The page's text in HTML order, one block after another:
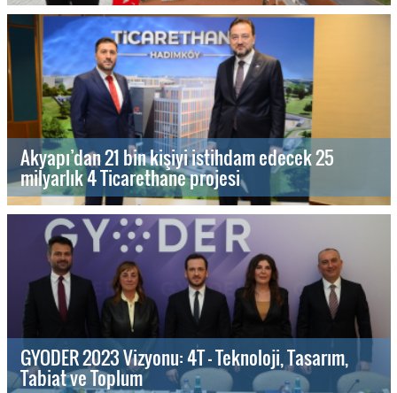
Akyapı’dan 21 bin kişiyi istihdam edecek 25
milyarlık 4 Ticarethane projesi
GYODER 2023 Vizyonu: 4T - Teknoloji, Tasarım,
Tabiat ve Toplum